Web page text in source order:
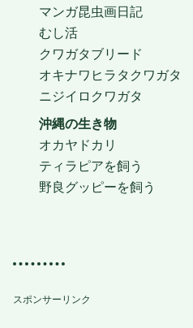
マンガ昆虫画日記
むし活
クワガタブリード
オキナワヒラタクワガタ
ニジイロクワガタ
沖縄の生き物
オカヤドカリ
ティラピアを飼う
野良グッピーを飼う
スポンサーリンク